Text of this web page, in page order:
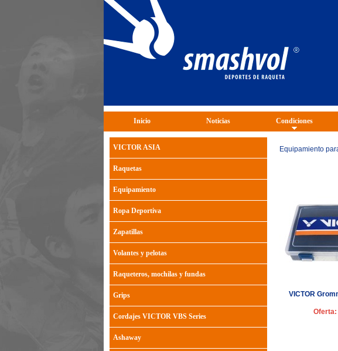
Inicio Noticias Condiciones
Equipamiento
VICTOR
Oferta:
VICTOR ASIA
Raquetas
Equipamiento
Ropa Deportiva
Zapatillas
Volantes y pelotas
Raqueteros, mochilas y fundas
Grips
Cordajes VICTOR VBS Series
Ashaway